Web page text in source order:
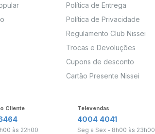
Política de Entrega
Política de Privacidade
Regulamento Club Nissei
Trocas e Devoluções
Cupons de desconto
Cartão Presente Nissei
Cliente
às 22h00
Televendas
4004 4041
Seg a Sex - 8h00 às 23h00